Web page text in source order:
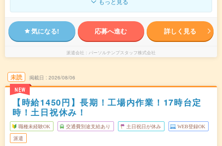
気になる! 応募へ進む 詳しく見る
派遣会社 パーソルテンプスタッフ株式会社
未読
NEW
掲載日 2026/08/06
【時給1450円】長期！工場内作業！17時台定
時！土日祝休み！
職種未経験OK 交通費別途支給あり 土日祝日が休み WEB登録OK
派遣